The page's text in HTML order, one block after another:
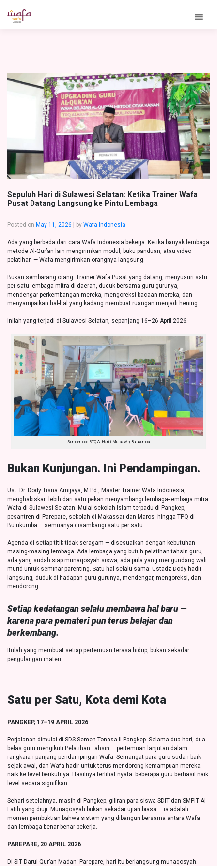
content
Sepuluh Hari di Sulawesi Selatan: Ketika Trainer Wafa
Pusat Datang Langsung ke Pintu Lembaga
Posted on May 11, 2026 | by Wafa Indonesia
Ada yang berbeda dari cara Wafa Indonesia bekerja. Ketika banyak lembaga
metode Al-Qur’an lain mengirimkan modul, buku panduan, atau video
pelatihan — Wafa mengirimkan orangnya langsung.
Bukan sembarang orang. Trainer Wafa Pusat yang datang, menyusuri satu
per satu lembaga mitra di daerah, duduk bersama guru-gurunya,
mendengar perkembangan mereka, mengoreksi bacaan mereka, dan
menyampaikan hal-hal yang kadang membuat ruangan menjadi hening.
Inilah yang terjadi di Sulawesi Selatan, sepanjang 16–26 April 2026.
Sumber: doc RTQ Al-Hanif Muta’awin, Bulukumba
Bukan Kunjungan. Ini Pendampingan.
Ust. Dr. Dody Tisna Amijaya, M.Pd., Master Trainer Wafa Indonesia,
menghabiskan lebih dari satu pekan menyambangi lembaga-lembaga mitra
Wafa di Sulawesi Selatan. Mulai sekolah Islam terpadu di Pangkep,
pesantren di Parepare, sekolah di Makassar dan Maros, hingga TPQ di
Bulukumba — semuanya disambangi satu per satu.
Agenda di setiap titik tidak seragam — disesuaikan dengan kebutuhan
masing-masing lembaga. Ada lembaga yang butuh pelatihan tahsin guru,
ada yang sudah siap munaqosyah siswa, ada pula yang mengundang wali
murid untuk seminar parenting. Satu hal selalu sama: Ustadz Dody hadir
langsung, duduk di hadapan guru-gurunya, mendengar, mengoreksi, dan
mendorong.
Setiap kedatangan selalu membawa hal baru —
karena para pemateri pun terus belajar dan
berkembang.
Itulah yang membuat setiap pertemuan terasa hidup, bukan sekadar
pengulangan materi.
Satu per Satu, Kota demi Kota
PANGKEP, 17–19 APRIL 2026
Perjalanan dimulai di SDS Semen Tonasa II Pangkep. Selama dua hari, dua
belas guru mengikuti Pelatihan Tahsin — pertemuan lanjutan dalam
rangkaian panjang pendampingan Wafa. Semangat para guru sudah baik
sejak awal, dan Wafa hadir untuk terus mendorong kemampuan mereka
naik ke level berikutnya. Hasilnya terlihat nyata: beberapa guru berhasil naik
level secara signifikan.
Sehari setelahnya, masih di Pangkep, giliran para siswa SDIT dan SMPIT Al
Fatih yang diuji. Munaqosyah bukan sekadar ujian biasa — ia adalah
momen pembuktian bahwa sistem yang dibangun bersama antara Wafa
dan lembaga benar-benar bekerja.
PAREPARE, 20 APRIL 2026
Di SIT Darul Qur’an Madani Parepare, hari itu berlangsung munaqosyah.